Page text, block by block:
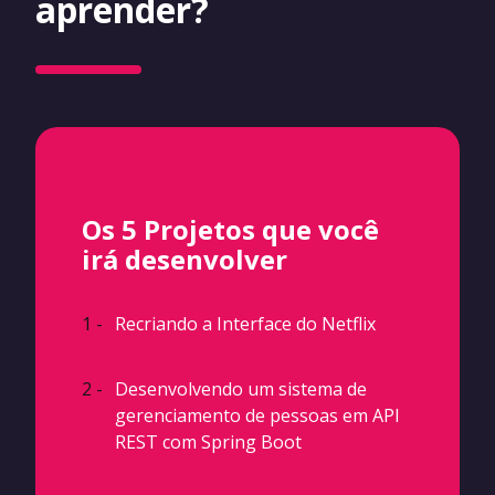
aprender?
Os 5 Projetos que você
irá desenvolver
1 - Recriando a Interface do Netflix
2 - Desenvolvendo um sistema de
gerenciamento de pessoas em API
REST com Spring Boot